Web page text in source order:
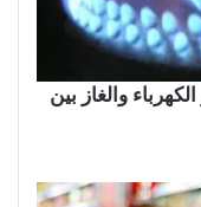
والغاز بين